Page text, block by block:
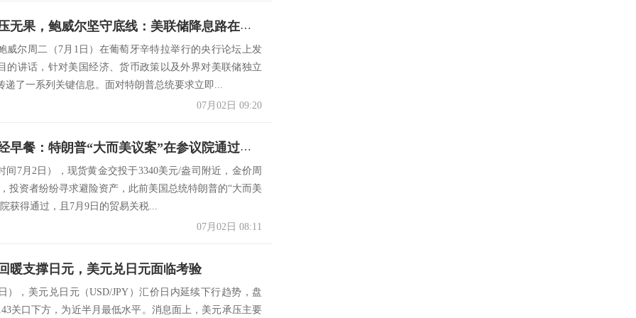
特朗普施压无果，鲍威尔坚守底线：美联储降息路在何方？
威尔周二（7月1日）在葡萄牙辛特拉举行的央行论坛上发
的讲话，针对美国经济、货币政策以及外界对美联储独立
递了一系列关键信息。面对特朗普总统要求立即...
07月02日 09:20
7月2日财经早餐：特朗普“大而美议案”在参议院通过，避险需求提振金价，鲍威尔保持灵活性
间7月2日），现货黄金交投于3340美元/盎司附近，金价周
投资者纷纷寻求避险资产，此前美国总统特朗普的“大而美
获得通过，且7月9日的贸易关税...
07月02日 08:11
暖支撑日元，美元兑日元面临考验
），美元兑日元（USD/JPY）汇价日内延续下行趋势，盘
关口下方，为近半月最低水平。消息面上，美元承压主要